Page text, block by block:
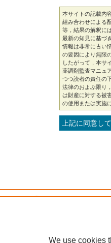
本サイトの記載内
組み合わせによる
等，結果の解釈に
最新の知見に基づ
情報は非常に古い
の要因により無限
したがって，本サ
薬調剤監査マニュ
つつ読者の責任の
法律のおよぶ限り
は財産に対する被
の使用または実施
上記に同意し
本サイトの知的財産権は全てエルゼビ
We use cookies